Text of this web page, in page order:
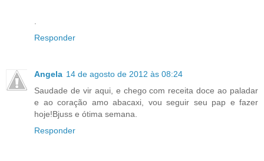
Responder
Angela 14 de agosto de 2012 às 08:24
Saudade de vir aqui, e chego com receita doce ao paladar
e ao coração amo abacaxi, vou seguir seu pap e fazer
hoje!Bjuss e ótima semana.
Responder